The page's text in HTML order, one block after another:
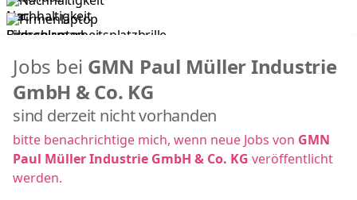
Firmenlaptop
Jobs bei GMN Paul Müller Industrie
GmbH & Co. KG
sind derzeit nicht vorhanden
bitte benachrichtige mich, wenn neue Jobs von GMN
Paul Müller Industrie GmbH & Co. KG veröffentlicht
werden.